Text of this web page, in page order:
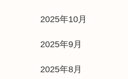
2025年10月
2025年9月
2025年8月